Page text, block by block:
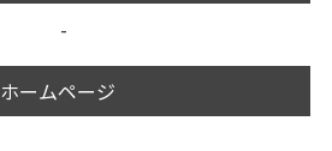
-
ホームページ